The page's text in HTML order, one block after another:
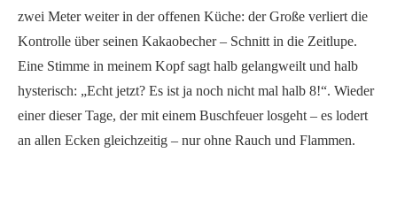
zwei Meter weiter in der offenen Küche: der Große verliert die
Kontrolle über seinen Kakaobecher – Schnitt in die Zeitlupe.
Eine Stimme in meinem Kopf sagt halb gelangweilt und halb
hysterisch: „Echt jetzt? Es ist ja noch nicht mal halb 8!“. Wieder
einer dieser Tage, der mit einem Buschfeuer losgeht – es lodert
an allen Ecken gleichzeitig – nur ohne Rauch und Flammen.